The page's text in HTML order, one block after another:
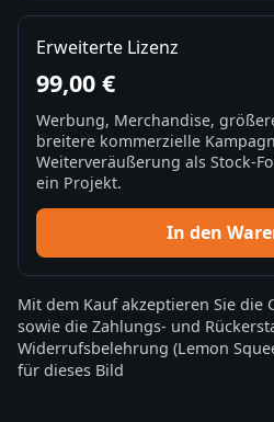
Erweiterte Lizenz
99,00 €
Werbung, Merchandise,
breitere kommerzielle
Weiterveräußerung als Stock-
ein Projekt.
In den
Mit dem Kauf akzeptieren Sie die
sowie die Zahlungs- und
Widerrufsbelehrung (Lemon
für dieses Bild